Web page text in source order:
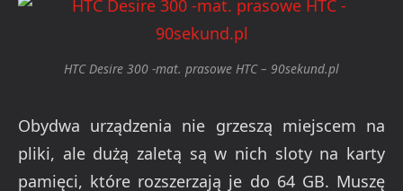
HTC Desire 300 -mat. prasowe HTC – 90sekund.pl
Obydwa urządzenia nie grzeszą miejscem na
pliki, ale dużą zaletą są w nich sloty na karty
pamięci, które rozszerzają je do 64 GB. Muszę